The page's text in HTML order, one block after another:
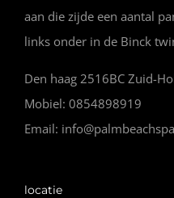
aan die zijde een aantal
links onder in de Binck
Den haag 2516BC Zuid-
Mobiel: 0854898919
Email:
locatie